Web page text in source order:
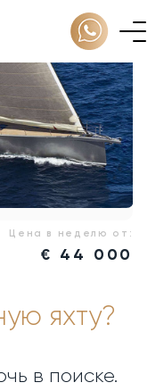
Цена в неделю от:
€ 44 000
яхту?
в поиске.